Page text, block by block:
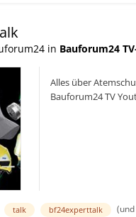
in Bauforum24
Alles über
Bauforum24 TV
talk bf24experttalk